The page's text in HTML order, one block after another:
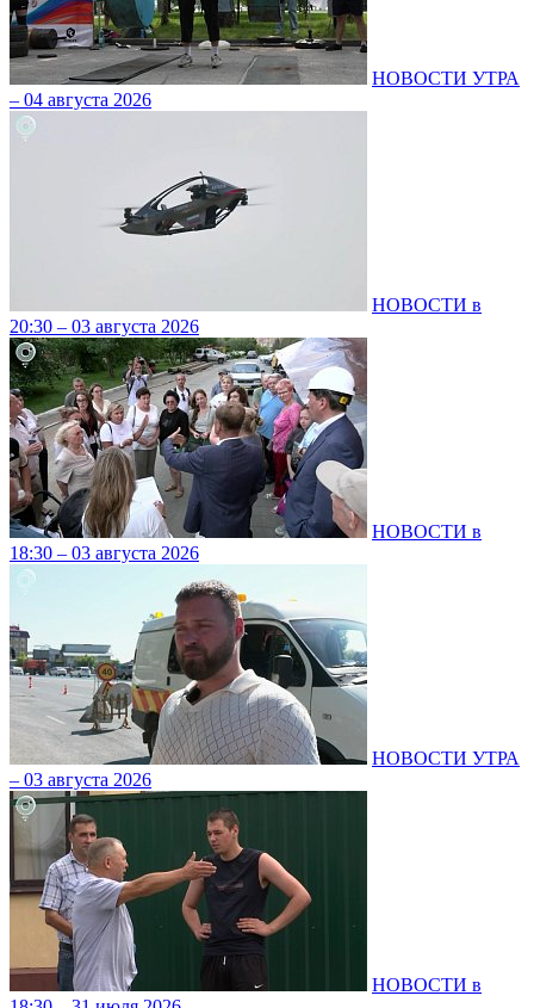
НОВОСТИ УТРА
– 04 августа 2026
НОВОСТИ в
20:30 – 03 августа 2026
НОВОСТИ в
18:30 – 03 августа 2026
НОВОСТИ УТРА
– 03 августа 2026
НОВОСТИ в